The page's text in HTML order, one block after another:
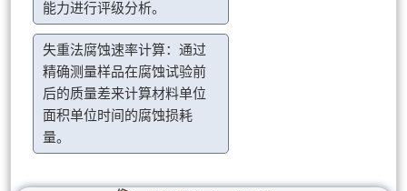
能力进行评级分析。
失重法腐蚀速率计算：通过
精确测量样品在腐蚀试验前
后的质量差来计算材料单位
面积单位时间的腐蚀损耗
量。